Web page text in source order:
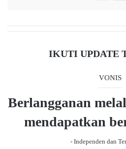
u
s
p
e
e
IKUTI UPDATE
VONIS
Berlangganan
mendapatkan
- Independen dan